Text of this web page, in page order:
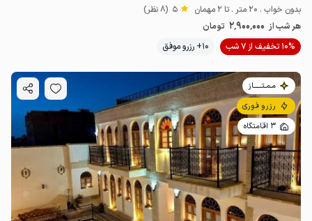
بدون خواب . 20 متر . تا 2 مهمان 5 (8 نظر)
هر شب از 2٬900٬000 تومان
10% تخفیف از 7 شب
10+ رزرو موفق
مـمـتــــــاز
رزرو فوری
3 اقامتگاه